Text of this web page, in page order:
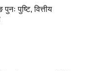
पुष्टि, वित्तीय